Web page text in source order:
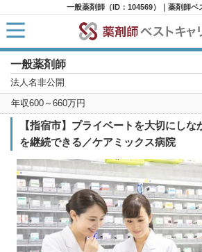
一般薬剤師（ID：104569）｜薬剤師ベ
一般薬剤師
法人名非公開
年収600～660万円
【指宿市】プライベートを大切にし
を継続できる／ケアミックス病院
HOME
求人検索
新着求人
求人ランキング
キャリアアドバイザー紹介
コラム
転職支援サービスに申し込む